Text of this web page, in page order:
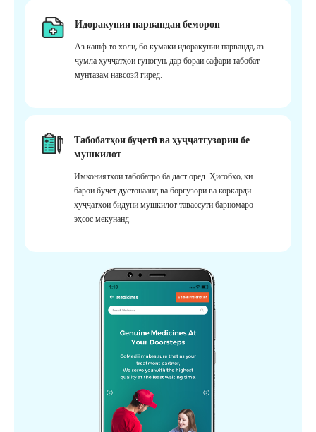
Идоракунии парвандаи беморон
Аз кашф то холӣ, бо кӯмаки идоракунии парванда, аз
ҷумла ҳуҷҷатҳои гуногун, дар бораи сафари табобат
мунтазам навсозӣ гиред.
Табобатҳои буҷетӣ ва ҳуҷҷатгузории бе
мушкилот
Имкониятҳои табобатро ба даст оред. Ҳисобҳо, ки
барои буҷет дӯстонаанд ва боргузорӣ ва коркарди
ҳуҷҷатҳои бидуни мушкилот тавассути барномаро
эҳсос мекунанд.